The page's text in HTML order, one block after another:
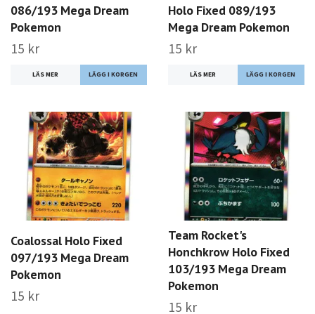
086/193 Mega Dream
Pokemon
15 kr
LÄS MER
Holo Fixed 089/193
Mega Dream Pokemon
15 kr
LÄS MER
Coalossal Holo Fixed
097/193 Mega Dream
Pokemon
15 kr
Team Rocket's
Honchkrow Holo Fixed
103/193 Mega Dream
Pokemon
15 kr